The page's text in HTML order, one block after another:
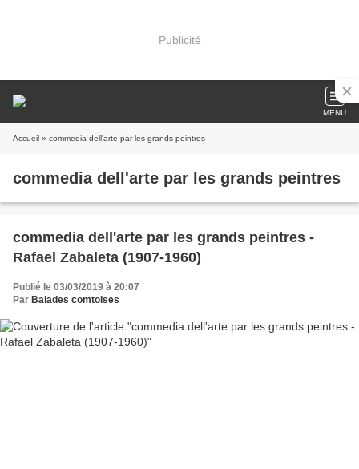
Publicité
MENU
Accueil » commedia dell'arte par les grands peintres
commedia dell'arte par les grands peintres
commedia dell'arte par les grands peintres -
Rafael Zabaleta (1907-1960)
Publié le 03/03/2019 à 20:07
Par Balades comtoises